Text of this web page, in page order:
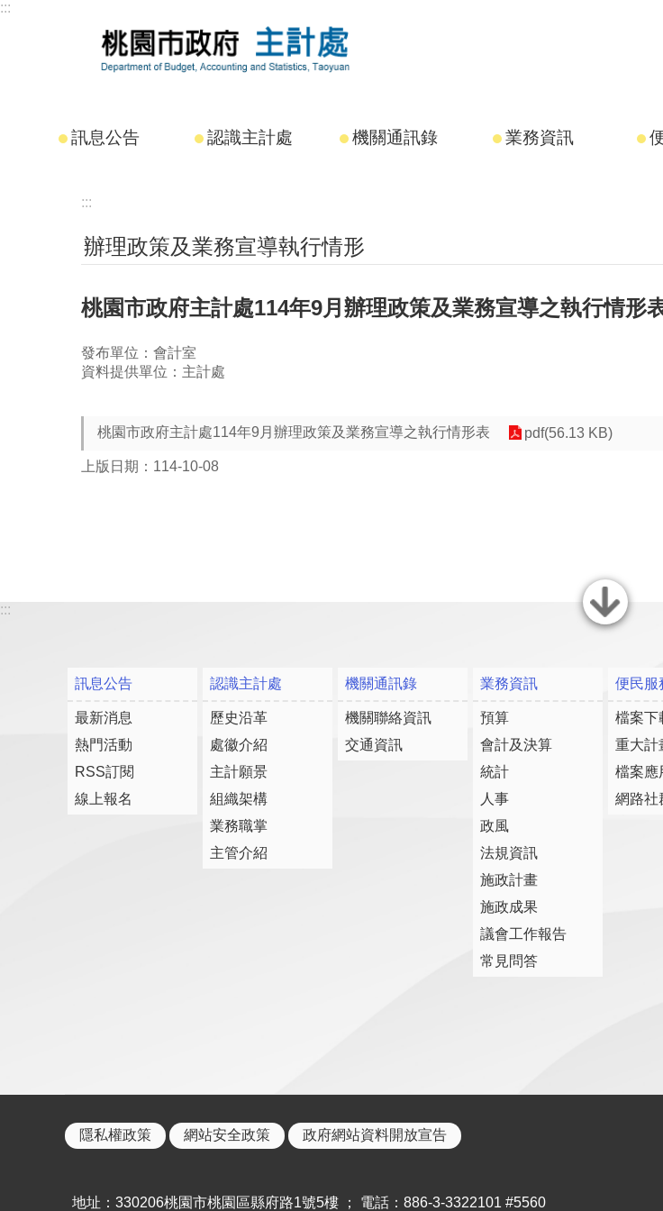
跳到主要內容區塊
:::
訊息公告 認識主計處 機關通訊錄 業務資訊
:::
辦理政策及業務宣導執行情形
桃園市政府主計處114年9月辦理政策及業務宣導之執行情形
發布單位：會計室
資料提供單位：主計處
桃園市政府主計處114年9月辦理政策及業務宣導之執行情形表 pdf(56.13 KB)
上版日期：114-10-08
關閉
:::
訊息公告
最新消息
熱門活動
RSS訂閱
線上報名
認識主計處
歷史沿革
處徽介紹
主計願景
組織架構
業務職掌
主管介紹
機關通訊錄
機關聯絡資訊
交通資訊
業務資訊
預算
會計及決算
統計
人事
政風
法規資訊
施政計畫
施政成果
議會工作報告
常見問答
便民服
檔案下
重大計
檔案應
網路社
隱私權政策 網站安全政策 政府網站資料開放宣告
地址：330206桃園市桃園區縣府路1號5樓 ； 電話：886-3-3322101 #5560